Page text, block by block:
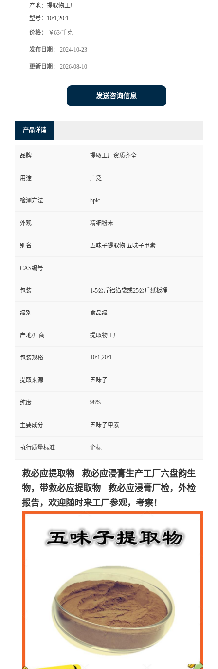
产地： 提取物工厂
型号： 10:1,20:1
价格： ￥63/千克
发布日期： 2024-10-23
更新日期： 2026-08-10
发送咨询信息
产品详请
品牌 提取工厂资质齐全
用途 广泛
检测方法 hplc
外观 精细粉末
别名 五味子提取物 五味子甲素
CAS编号
包装 1-5公斤铝箔袋或25公斤纸板桶
级别 食品级
产地/厂商 提取物工厂
包装规格 10:1,20:1
提取来源 五味子
纯度 98%
主要成分 五味子甲素
执行质量标准 企标
救必应提取物 救必应浸膏生产工厂六盘韵生
物，带救必应提取物 救必应浸膏厂检，外检
报告，欢迎随时来工厂参观，考察！